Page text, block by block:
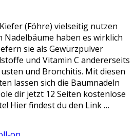
(Föhre) vielseitig nutzen
Nadelbäume haben es wirklich
sie als Gewürzpulver
und Vitamin C andererseits
und Bronchitis. Mit diesen
lassen sich die Baumnadeln
dir jetzt 12 Seiten kostenlose
Hier findest du den Link …